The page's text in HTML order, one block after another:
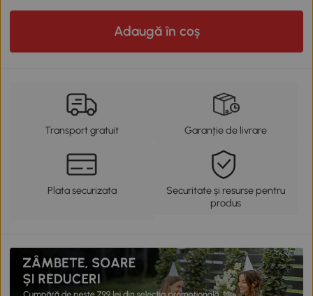
Adaugă în coș
Transport gratuit Garanție de livrare
Plata securizata
Securitate și resurse pentru
produs